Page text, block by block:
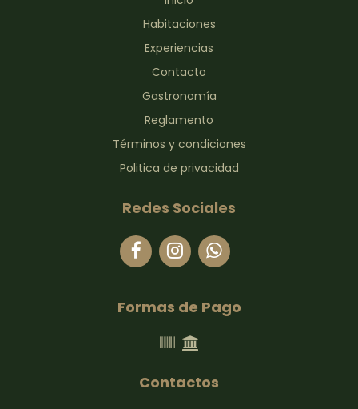
Habitaciones
Experiencias
Contacto
Gastronomía
Reglamento
Términos y condiciones
Politica de privacidad
Redes Sociales
Formas de Pago
Contactos